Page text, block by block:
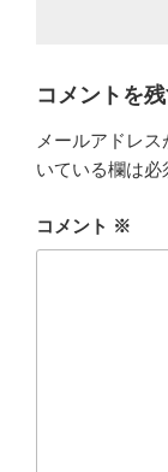
コメントを
メールアドレス
いている欄は必
コメント ※